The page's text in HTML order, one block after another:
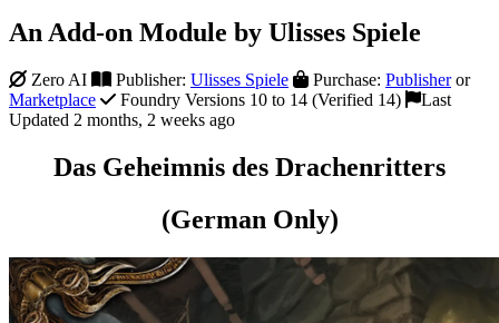
An Add-on Module by Ulisses Spiele
Zero AI Publisher: Ulisses Spiele Purchase: Publisheror
Marketplace
Foundry Versions 10 to 14 (Verified 14)
Last
Updated 2 months, 2 weeks ago
Das Geheimnis des Drachenritters
(German Only)